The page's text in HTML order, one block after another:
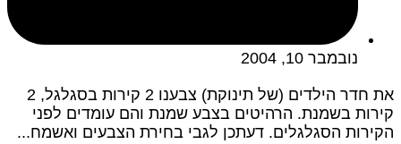
נובמבר 10, 2004
את חדר הילדים (של תינוקת) צבענו 2 קירות בסגלגל, 2
קירות בשמנת. הרהיטים בצבע שמנת והם עומדים לפני
הקירות הסגלגלים. דעתכן לגבי בחירת הצבעים ואשמח...